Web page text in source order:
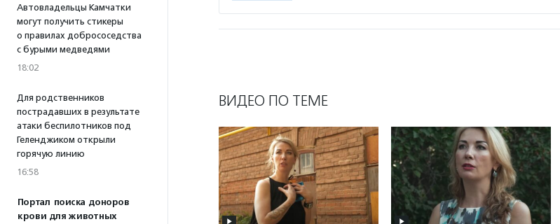
Автовладельцы Камчатки
могут получить стикеры
о правилах добрососедства
с бурыми медведями
18:02
Для родственников
пострадавших в результате
атаки беспилотников под
Геленджиком открыли
горячую линию
16:58
Портал поиска доноров
крови для животных
ВИДЕО ПО ТЕМЕ